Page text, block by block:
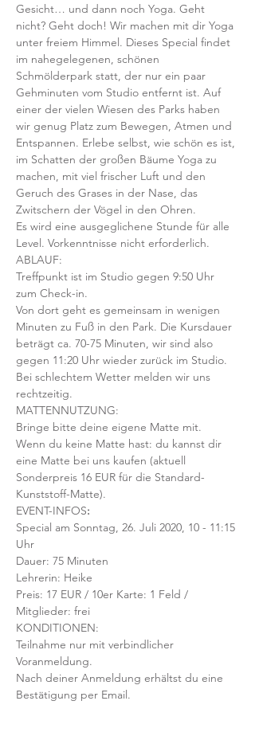
Gesicht… und dann noch Yoga. Geht
nicht? Geht doch! Wir machen mit dir Yoga
unter freiem Himmel. Dieses Special findet
im nahegelegenen, schönen
Schmölderpark statt, der nur ein paar
Gehminuten vom Studio entfernt ist. Auf
einer der vielen Wiesen des Parks haben
wir genug Platz zum Bewegen, Atmen und
Entspannen. Erlebe selbst, wie schön es ist,
im Schatten der großen Bäume Yoga zu
machen, mit viel frischer Luft und den
Geruch des Grases in der Nase, das
Zwitschern der Vögel in den Ohren.
Es wird eine ausgeglichene Stunde für alle
Level. Vorkenntnisse nicht erforderlich.
ABLAUF:
Treffpunkt ist im Studio gegen 9:50 Uhr
zum Check-in.
Von dort geht es gemeinsam in wenigen
Minuten zu Fuß in den Park. Die Kursdauer
beträgt ca. 70-75 Minuten, wir sind also
gegen 11:20 Uhr wieder zurück im Studio.
Bei schlechtem Wetter melden wir uns
rechtzeitig.
MATTENNUTZUNG:
Bringe bitte deine eigene Matte mit.
Wenn du keine Matte hast: du kannst dir
eine Matte bei uns kaufen (aktuell
Sonderpreis 16 EUR für die Standard-
Kunststoff-Matte).
EVENT-INFOS:
Special am Sonntag, 26. Juli 2020, 10 - 11:15
Uhr
Dauer: 75 Minuten
Lehrerin: Heike
Preis: 17 EUR / 10er Karte: 1 Feld /
Mitglieder: frei
KONDITIONEN:
Teilnahme nur mit verbindlicher
Voranmeldung.
Nach deiner Anmeldung erhältst du eine
Bestätigung per Email.